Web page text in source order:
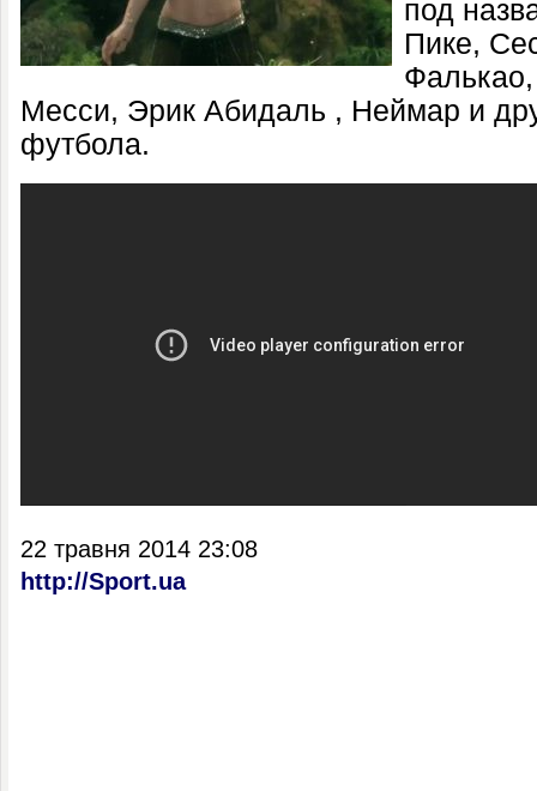
под
Пике,
Месси, Эрик Абидаль , Неймар и
футбола.
22 травня 2014 23:08
http://Sport.ua